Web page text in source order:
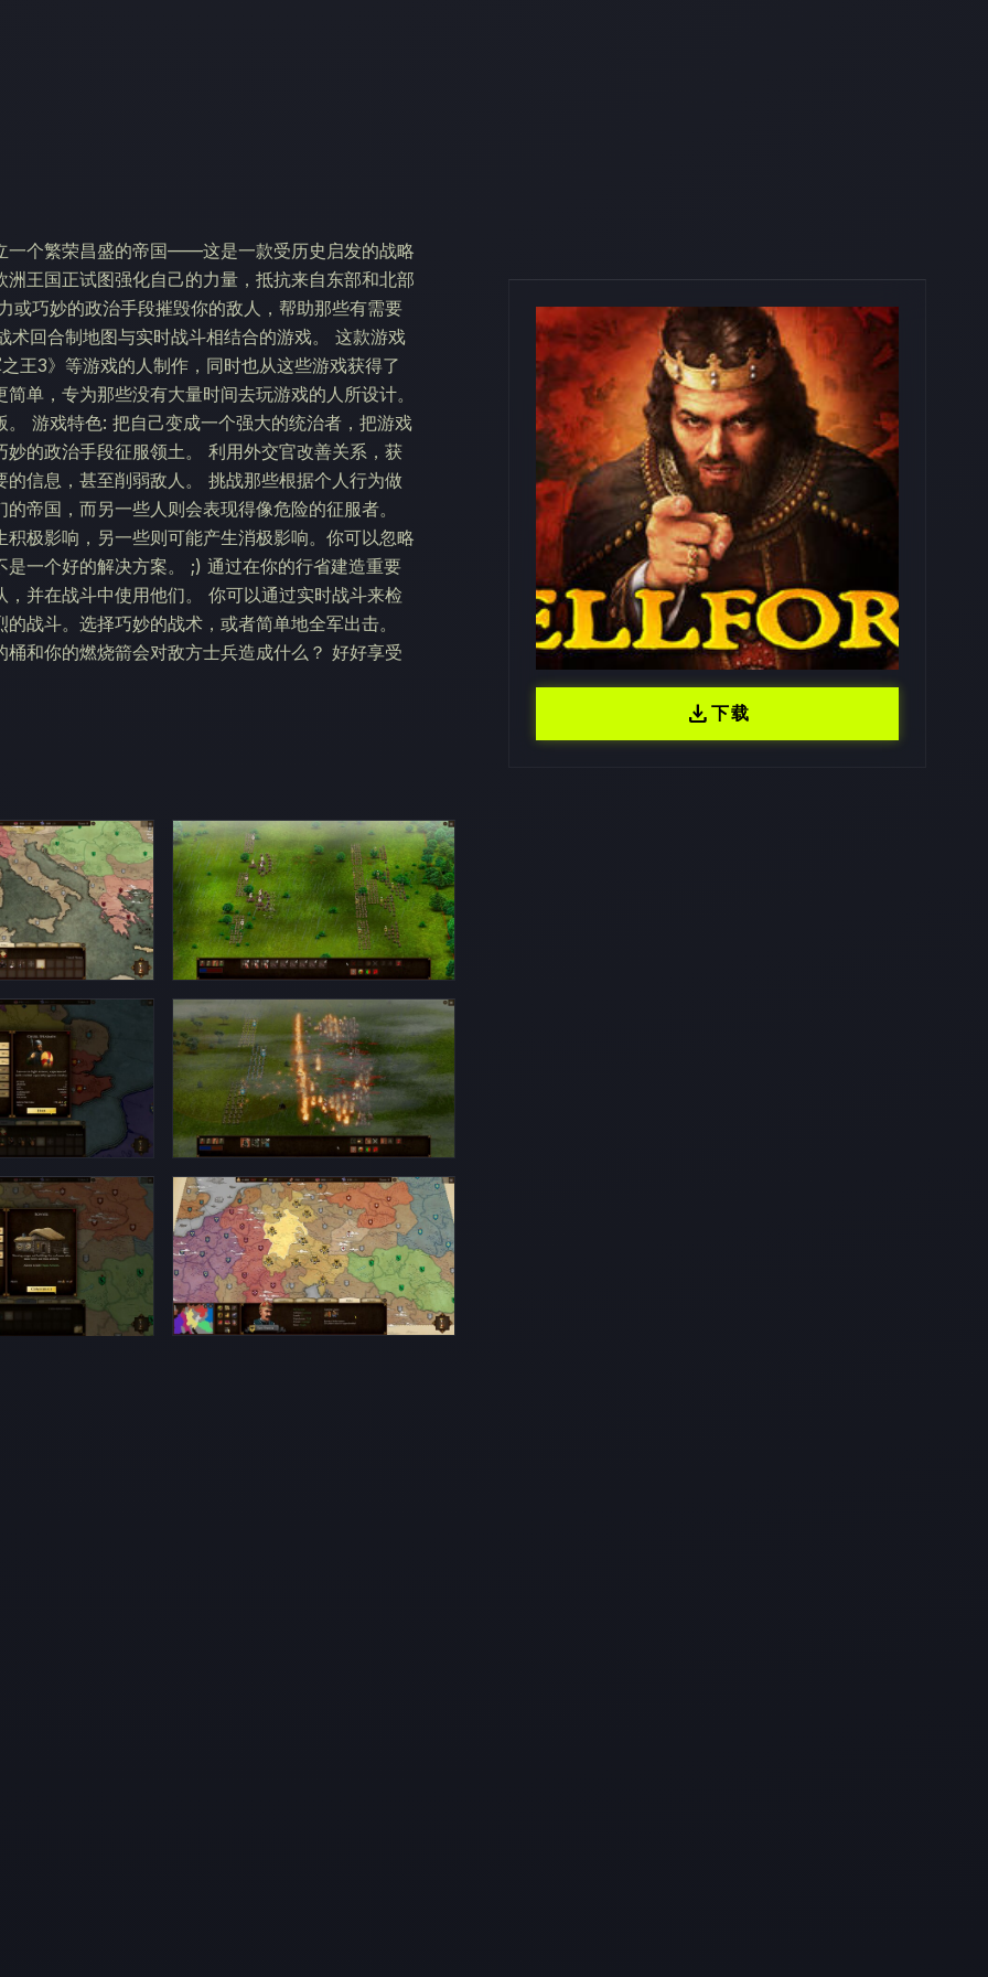
一个繁荣昌盛的帝国——这是一款受历史启发的战略
王国正试图强化自己的力量，抵抗来自东部和北部
巧妙的政治手段摧毁你的敌人，帮助那些有需要
回合制地图与实时战斗相结合的游戏。 这款游戏
王3》等游戏的人制作，同时也从这些游戏获得了
单，专为那些没有大量时间去玩游戏的人所设计。
游戏特色: 把自己变成一个强大的统治者，把游戏
的政治手段征服领土。 利用外交官改善关系，获
信息，甚至削弱敌人。 挑战那些根据个人行为做
帝国，而另一些人则会表现得像危险的征服者。
极影响，另一些则可能产生消极影响。你可以忽略
一个好的解决方案。 ;) 通过在你的行省建造重要
并在战斗中使用他们。 你可以通过实时战斗来检
战斗。选择巧妙的战术，或者简单地全军出击。
和你的燃烧箭会对敌方士兵造成什么？ 好好享受
download下载